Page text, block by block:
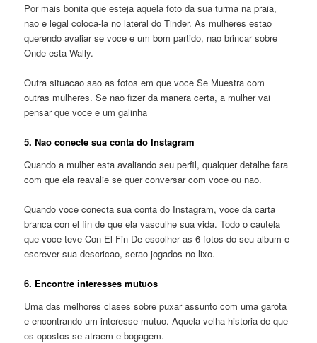
Por mais bonita que esteja aquela foto da sua turma na praia,
nao e legal coloca-la no lateral do Tinder. As mulheres estao
querendo avaliar se voce e um bom partido, nao brincar sobre
Onde esta Wally.
Outra situacao sao as fotos em que voce Se Muestra com
outras mulheres. Se nao fizer da manera certa, a mulher vai
pensar que voce e um galinha
5. Nao conecte sua conta do Instagram
Quando a mulher esta avaliando seu perfil, qualquer detalhe fara
com que ela reavalie se quer conversar com voce ou nao.
Quando voce conecta sua conta do Instagram, voce da carta
branca con el fin de que ela vasculhe sua vida. Todo o cautela
que voce teve Con El Fin De escolher as 6 fotos do seu album e
escrever sua descricao, serao jogados no lixo.
6. Encontre interesses mutuos
Uma das melhores clases sobre puxar assunto com uma garota
e encontrando um interesse mutuo. Aquela velha historia de que
os opostos se atraem e bogagem.